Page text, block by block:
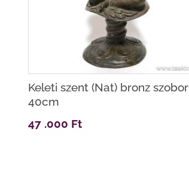
Keleti szent (Nat) bronz
40cm
47 .000 Ft